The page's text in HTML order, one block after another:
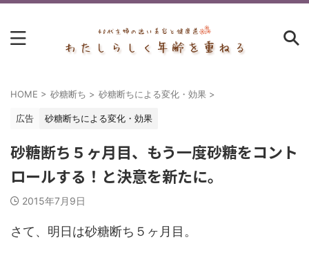
HOME > 砂糖断ち > 砂糖断ちによる変化・効果 >
広告 砂糖断ちによる変化・効果
砂糖断ち５ヶ月目、もう一度砂糖をコント
ロールする！と決意を新たに。
2015年7月9日
さて、明日は砂糖断ち５ヶ月目。